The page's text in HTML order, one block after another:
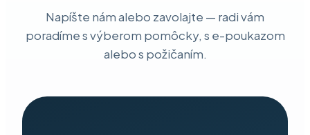
Napíšte nám alebo zavolajte — radi vám
poradíme s výberom pomôcky, s e-poukazom
alebo s požičaním.